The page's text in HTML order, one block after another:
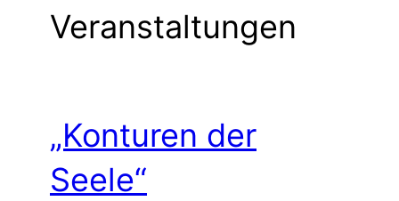
Veranstaltungen
„Konturen der
Seele“